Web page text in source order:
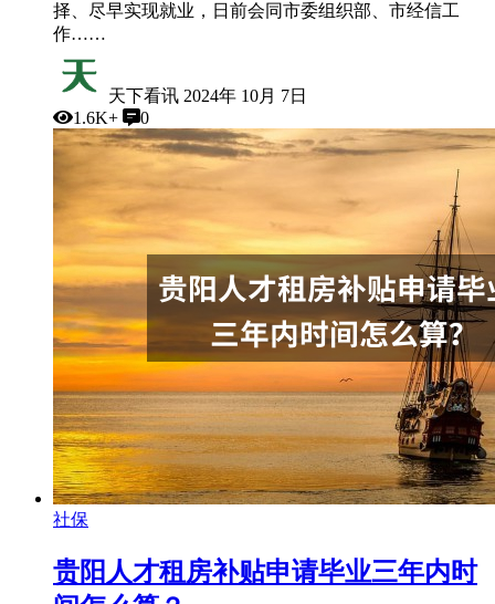
择、尽早实现就业，日前会同市委组织部、市经信工
作……
天下看讯 2024年 10月 7日
1.6K+
0
社保
贵阳人才租房补贴申请毕业三年内时